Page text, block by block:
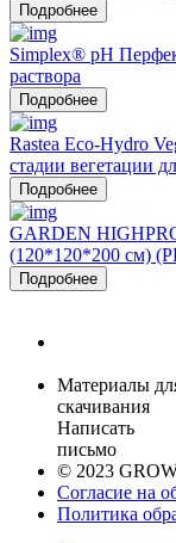
Подробнее
Simplex® pH
раствора
Подробнее
Rastea Eco-Hydro
стадии вегетации
Подробнее
GARDEN
(120*120*200 см)
Подробнее
Материалы
скачивания
Написать
письмо
© 2023
Согласие на
Политика